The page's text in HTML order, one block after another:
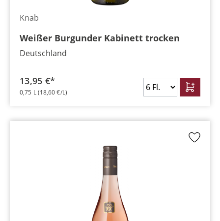
Knab
Weißer Burgunder Kabinett trocken
Deutschland
13,95 €*
0,75 L(18,60 €/L)